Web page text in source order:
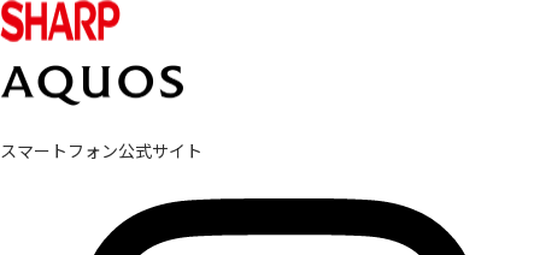
スマートフォン公式サイト